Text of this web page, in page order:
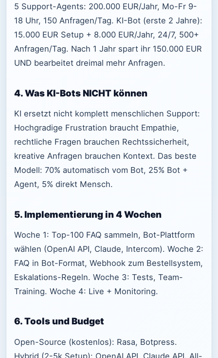
5 Support-Agents: 200.000 EUR/Jahr, Mo-Fr 9-
18 Uhr, 150 Anfragen/Tag. KI-Bot (erste 2 Jahre):
15.000 EUR Setup + 8.000 EUR/Jahr, 24/7, 500+
Anfragen/Tag. Nach 1 Jahr spart ihr 150.000 EUR
UND bearbeitet dreimal mehr Anfragen.
4. Was KI-Bots NICHT können
KI ersetzt nicht komplett menschlichen Support:
Hochgradige Frustration braucht Empathie,
rechtliche Fragen brauchen Rechtssicherheit,
kreative Anfragen brauchen Kontext. Das beste
Modell: 70% automatisch vom Bot, 25% Bot +
Agent, 5% direkt Mensch.
5. Implementierung in 4 Wochen
Woche 1: Top-100 FAQ sammeln, Bot-Plattform
wählen (OpenAI API, Claude, Intercom). Woche 2:
FAQ in Bot-Format, Webhook zum Bestellsystem,
Eskalations-Regeln. Woche 3: Tests, Team-
Training. Woche 4: Live + Monitoring.
6. Tools und Budget
Open-Source (kostenlos): Rasa, Botpress.
Hybrid (2-5k Setup): OpenAI API, Claude API. All-